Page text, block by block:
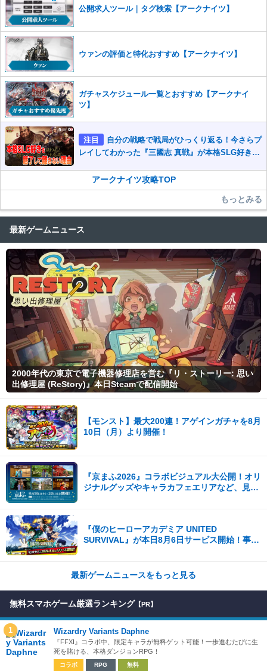
公開求人ツール｜タグ検索【アークナイツ】
ウァンの評価と特化おすすめ【アークナイツ】
ガチャスケジュール一覧とおすすめ【アークナイ
ツ】
注目
自分の戦略で戦局がひっくり返る！今さらプ
レイしてわかった『三國志 真戦』が本格SLG好きを
アークナイツ攻略TOP
もっとみる
最新ゲームニュース
2000年代の東京で電子機器修理店を営む『リ・ストーリー: 思い
出修理屋 (ReStory)』本日Steamで配信開始
【モンスト】最大200連！アゲインガチャを8月
10日（月）より開催！
『京まふ2026』コラボビジュアル大公開！オリ
ジナルグッズやキャラカフェエリアなど、見ど
『僕のヒーローアカデミア UNITED
SURVIVAL』が本日8月6日サービス開始！事前
最新ゲームニュースをもっと見る
無料スマホゲーム厳選ランキング 【PR】
1 Wizardry Variants Daphne
『FFXI』コラボ中、限定キャラが無料ゲット可能！一歩進むたびに生
死を賭ける、本格ダンジョンRPG！
コラボ RPG 無料